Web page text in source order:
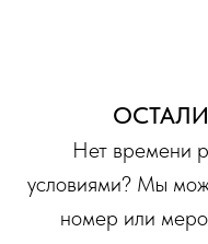
Нет времени
условиями? Мы
номер или